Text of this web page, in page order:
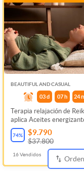
BEAUTIFUL AND CASUAL
03 d 07 h 24
Terapia relajación de
aplica Aceites
74% $9.790
$37.800
16Vendidos
Orden